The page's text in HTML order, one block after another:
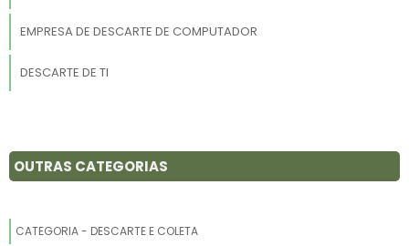
EMPRESA DE DESCARTE DE COMPUTADOR
DESCARTE DE TI
COLETA DE SUCATA DE COBRE
EMPRESA DE DESCARTE DE TI
OUTRAS CATEGORIAS
CATEGORIA - DESCARTE E COLETA